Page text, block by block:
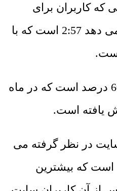
که کاربران برای
بازدید سایت اختصاص می دهد 2:57 است که با
میزان بازدید از سایت 66 درصد است که در ماه
یافته است.
در نظر گرفته می
است که بیشترین